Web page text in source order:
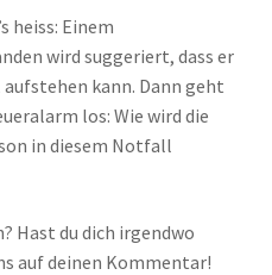
heiss: Einem
wird suggeriert, dass er
kann. Dann geht
los: Wie wird die
in diesem Notfall
Hast du dich irgendwo
auf deinen Kommentar!